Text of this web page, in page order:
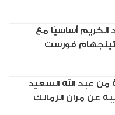
الكريم أساسيًا مع
فورست
من عبد الله السعيد
عن مران الزمالك